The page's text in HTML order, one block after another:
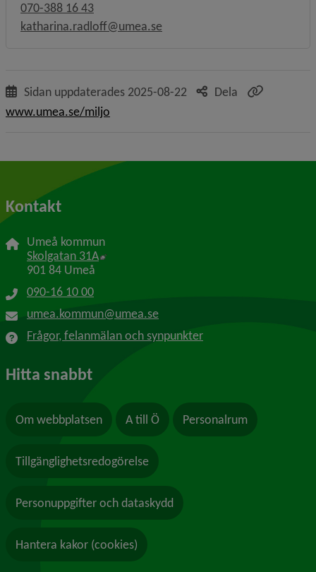
070-388 16 43
katharina.radloff@umea.se
Sidan uppdaterades 2025-08-22
Dela
www.umea.se/miljo
Kontakt
Umeå kommun
Skolgatan 31A Länk till annan webbplats, öppnas i nytt
901 84 Umeå
090-16 10 00
umea.kommun@umea.se
Frågor, felanmälan och synpunkter
Hitta snabbt
Om webbplatsen A till Ö Personalrum
Tillgänglighetsredogörelse
Personuppgifter och dataskydd
Hantera kakor (cookies)